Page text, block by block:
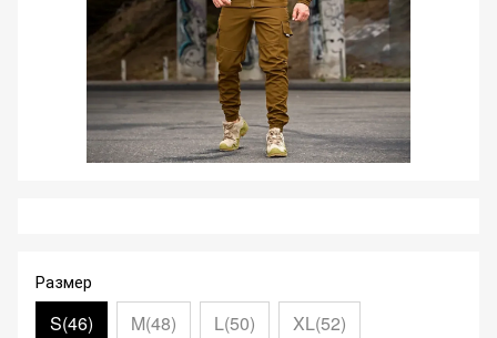
Размер
S(46) M(48) L(50) XL(52)